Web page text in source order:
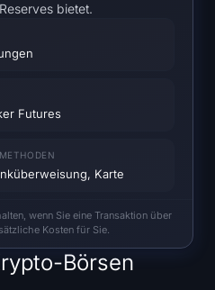
Anmelden
bietet.
Futures
Karte
wenn Sie eine Transaktion über
Kosten für Sie.
Börsen